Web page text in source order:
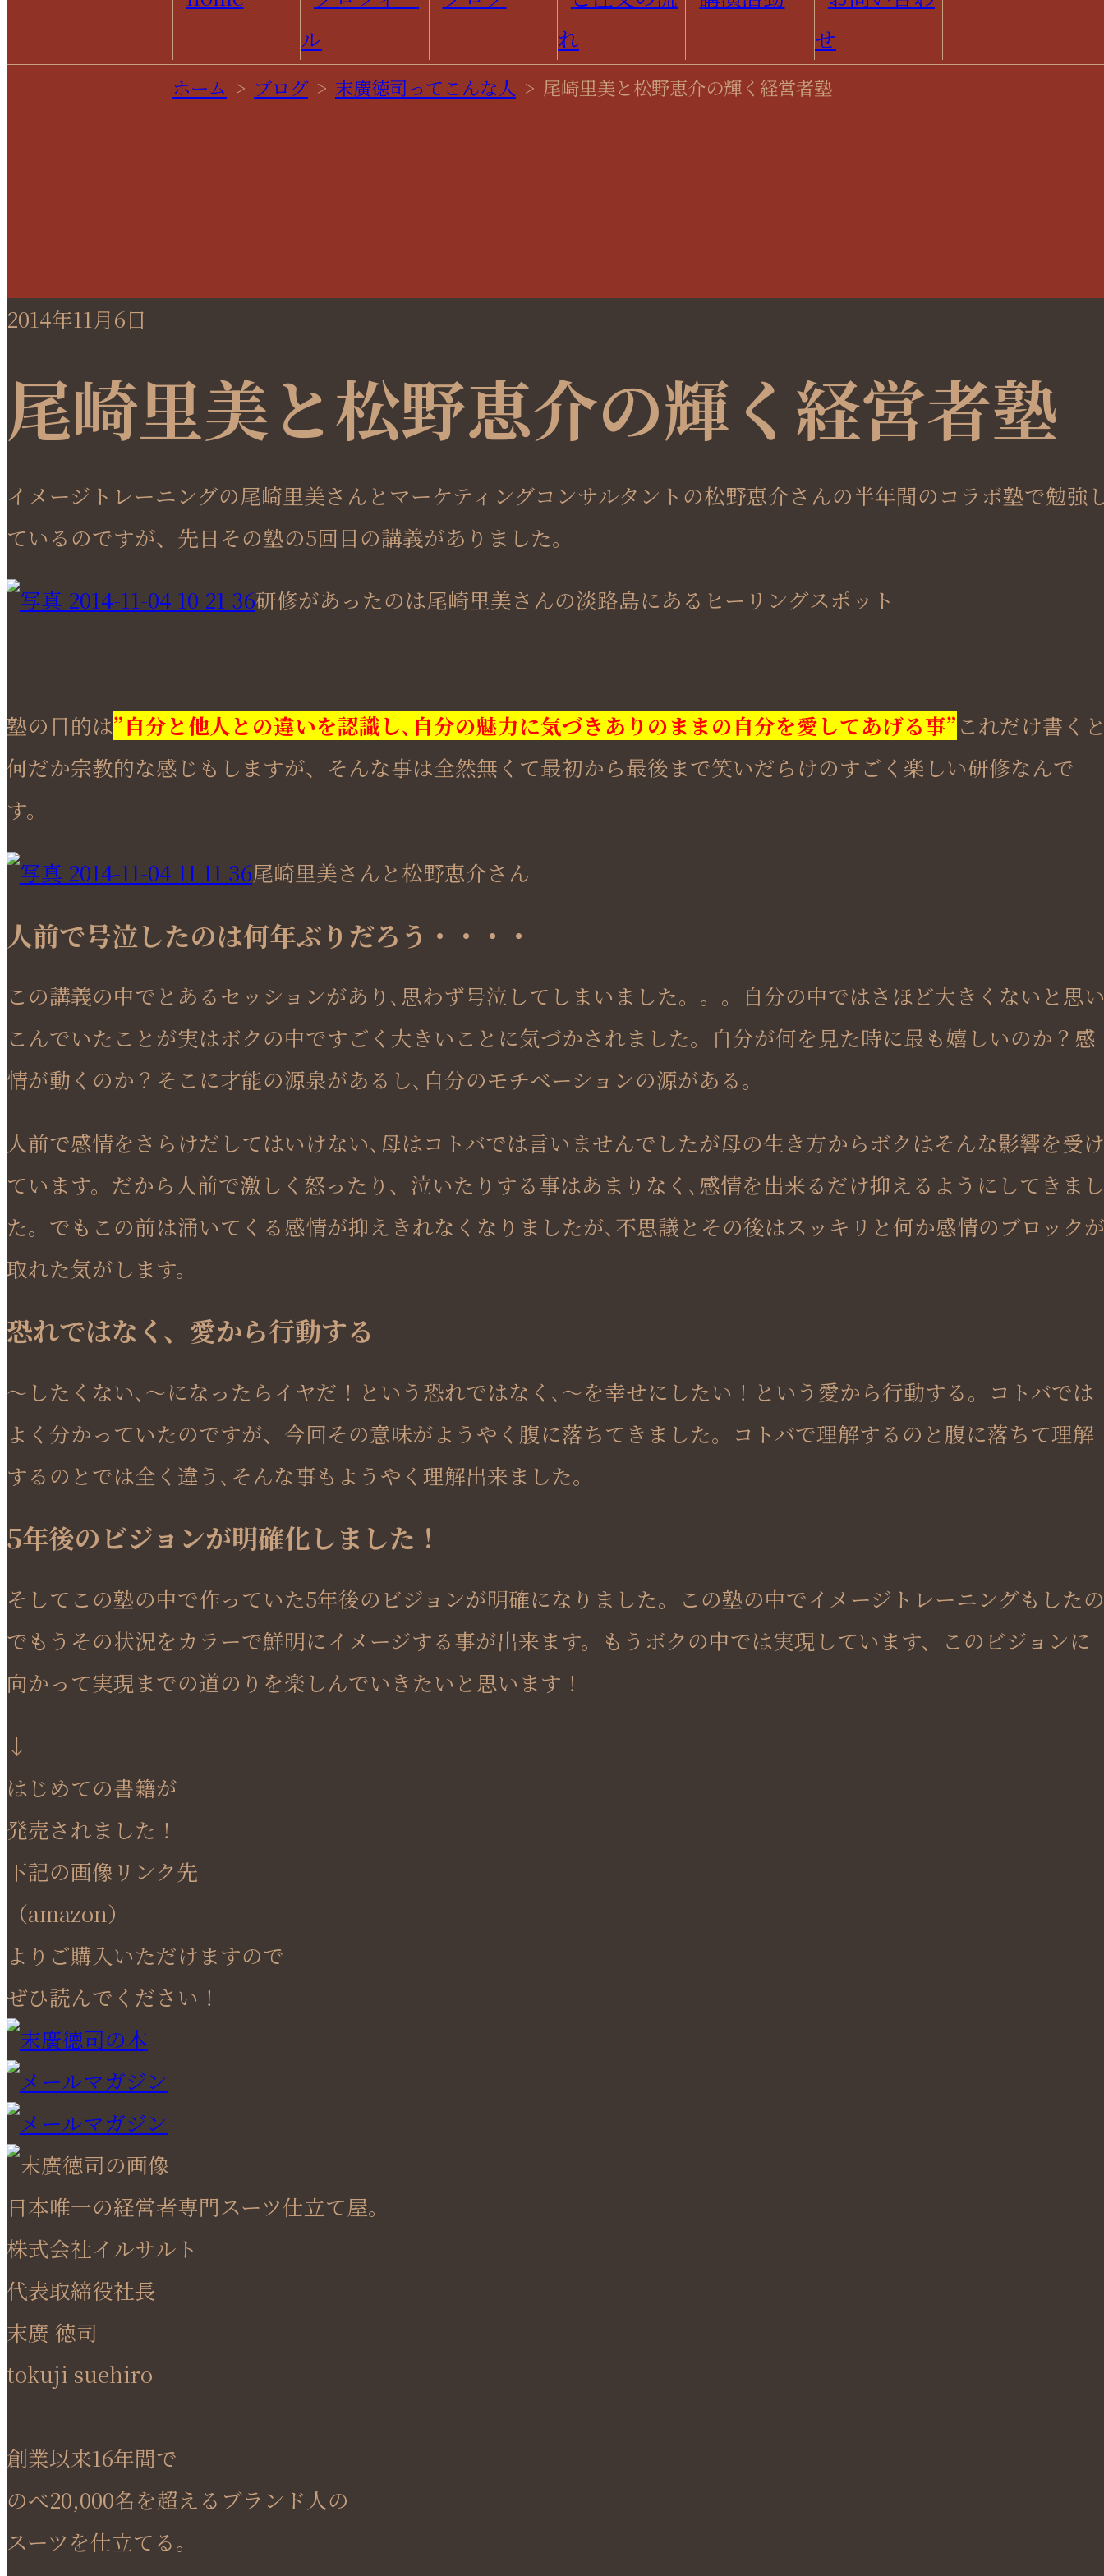
ホーム > ブログ > 末廣徳司ってこんな人 > 尾崎里美と松野恵介の輝く経営者塾
2014年11月6日
尾崎里美と松野恵介の輝く経営者塾
イメージトレーニングの尾崎里美さんとマーケティングコンサルタントの松野恵介さんの半年間のコラボ塾で勉強
ているのですが、先日その塾の5回目の講義がありました。
研修があったのは尾崎里美さんの淡路島にあるヒーリングスポット
塾の目的は”自分と他人との違いを認識し､自分の魅力に気づきありのままの自分を愛してあげる事”これだけ書く
何だか宗教的な感じもしますが、そんな事は全然無くて最初から最後まで笑いだらけのすごく楽しい研修なんで
す。
尾崎里美さんと松野恵介さん
人前で号泣したのは何年ぶりだろう・・・・
この講義の中でとあるセッションがあり､思わず号泣してしまいました。。。自分の中ではさほど大きくないと思
こんでいたことが実はボクの中ですごく大きいことに気づかされました。自分が何を見た時に最も嬉しいのか？感
情が動くのか？そこに才能の源泉があるし､自分のモチベーションの源がある。
人前で感情をさらけだしてはいけない､母はコトバでは言いませんでしたが母の生き方からボクはそんな影響を受け
ています。だから人前で激しく怒ったり、泣いたりする事はあまりなく､感情を出来るだけ抑えるようにしてきまし
た。でもこの前は涌いてくる感情が抑えきれなくなりましたが､不思議とその後はスッキリと何か感情のブロック
取れた気がします。
恐れではなく、愛から行動する
～したくない､～になったらイヤだ！という恐れではなく､～を幸せにしたい！という愛から行動する。コトバでは
よく分かっていたのですが、今回その意味がようやく腹に落ちてきました。コトバで理解するのと腹に落ちて理解
するのとでは全く違う､そんな事もようやく理解出来ました。
5年後のビジョンが明確化しました！
そしてこの塾の中で作っていた5年後のビジョンが明確になりました。この塾の中でイメージトレーニングもしたの
でもうその状況をカラーで鮮明にイメージする事が出来ます。もうボクの中では実現しています、このビジョンに
向かって実現までの道のりを楽しんでいきたいと思います！
↓
はじめての書籍が
発売されました！
下記の画像リンク先
（amazon）
よりご購入いただけますので
ぜひ読んでください！
日本唯一の経営者専門スーツ仕立て屋。
株式会社イルサルト
代表取締役社長
末廣 徳司
tokuji suehiro
創業以来16年間で
のべ20,000名を超えるブランド人の
スーツを仕立てる。